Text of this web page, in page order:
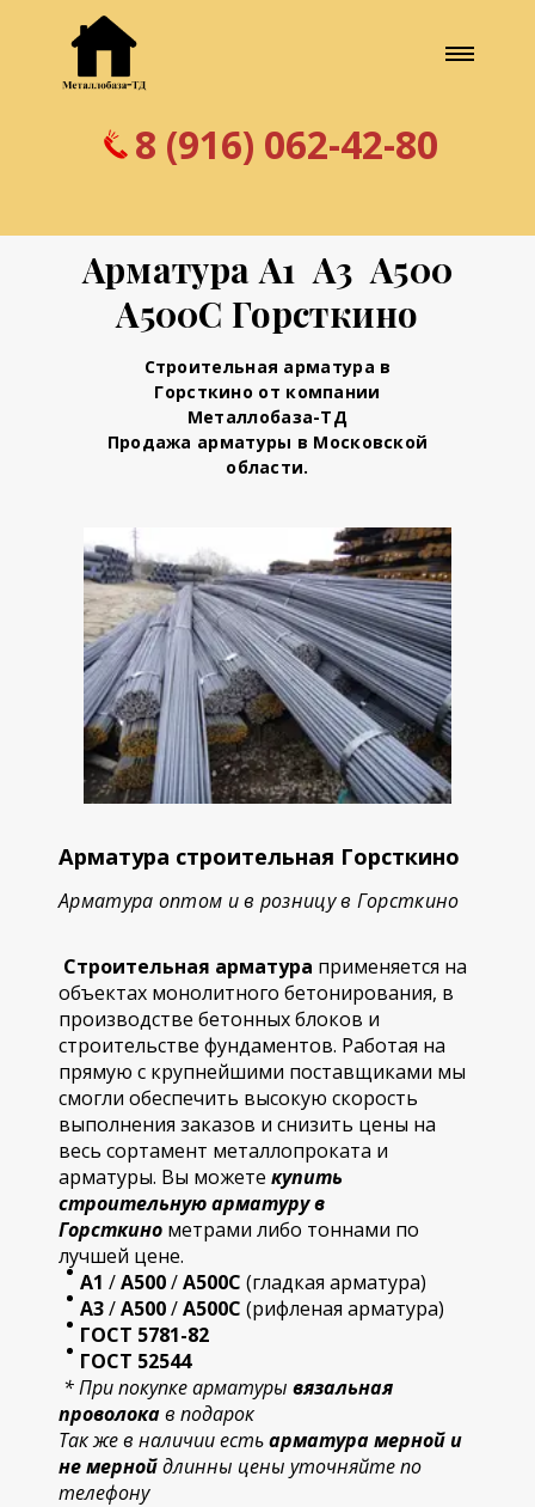
8 (916) 062-42-80
Арматура А1 А3 А500
А500С Горсткино
Строительная арматура в
Горсткино от компании
Металлобаза-ТД
Продажа арматуры в Московской
области.
Арматура строительная Горсткино
Арматура оптом и в розницу в Горсткино
Строительная арматура применяется на
объектах монолитного бетонирования, в
производстве бетонных блоков и
строительстве фундаментов. Работая на
прямую с крупнейшими поставщиками мы
смогли обеспечить высокую скорость
выполнения заказов и снизить цены на
весь сортамент металлопроката и
арматуры. Вы можете купить
строительнуюарматуру в
Горсткино метрами либо тоннами по
лучшей цене.
А1 /А500/А500С (гладкая арматура)
А3/А500/А500С (рифленая арматура)
ГОСТ 5781-82
ГОСТ 52544
* При покупке арматуры вязальная
проволокав подарок
Так же в наличии естьарматура мерной и
не мернойдлинны цены уточняйте по
телефону